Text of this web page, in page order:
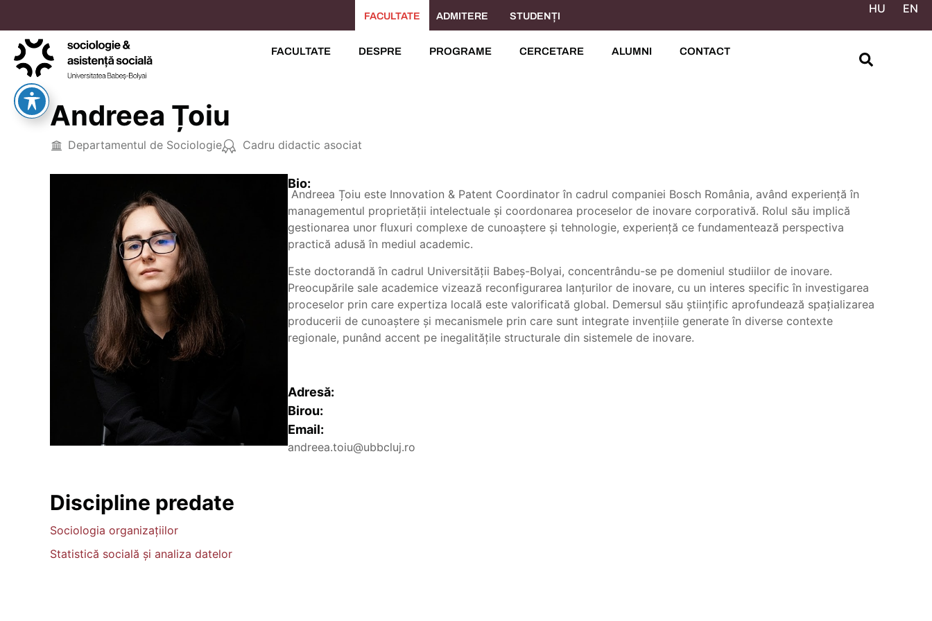
FACULTATE ADMITERE STUDENȚI
HU EN
FACULTATE DESPRE PROGRAME CERCETARE ALUMNI CONTACT
Andreea Țoiu
Departamentul de Sociologie Cadru didactic asociat
Bio:
Andreea Țoiu este Innovation & Patent Coordinator în cadrul companiei Bosch România, având experiență în
managementul proprietății intelectuale și coordonarea proceselor de inovare corporativă. Rolul său implică
gestionarea unor fluxuri complexe de cunoaștere și tehnologie, experiență ce fundamentează perspectiva
practică adusă în mediul academic.
Este doctorandă în cadrul Universității Babeș-Bolyai, concentrându-se pe domeniul studiilor de inovare.
Preocupările sale academice vizează reconfigurarea lanțurilor de inovare, cu un interes specific în investigarea
proceselor prin care expertiza locală este valorificată global. Demersul său științific aprofundează spațializarea
producerii de cunoaștere și mecanismele prin care sunt integrate invențiile generate în diverse contexte
regionale, punând accent pe inegalitățile structurale din sistemele de inovare.
Adresă:
Birou:
Email:
andreea.toiu@ubbcluj.ro
Discipline predate
Sociologia organizaţiilor
Statistică socială şi analiza datelor